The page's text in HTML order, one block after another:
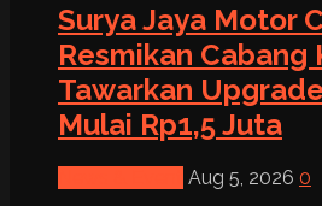
Surya Jaya Motor
Resmikan Cabang
Tawarkan
Mulai Rp1,5 Juta
Aug 5, 2026 0